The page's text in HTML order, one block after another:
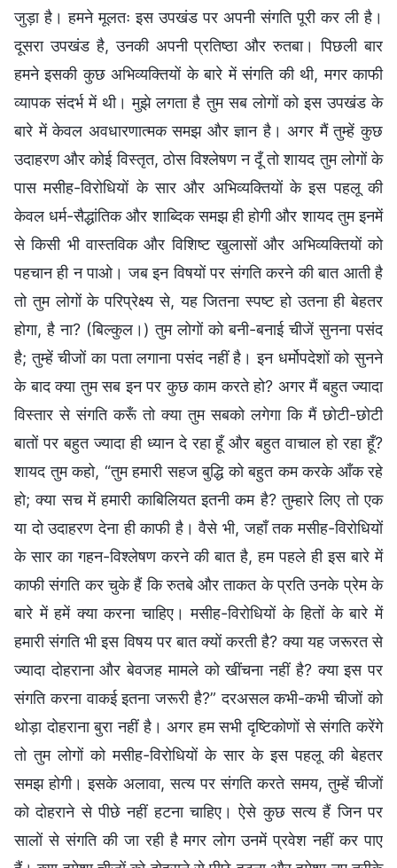
जुड़ा है। हमने मूलतः इस उपखंड पर अपनी संगति पूरी कर ली है।
दूसरा उपखंड है, उनकी अपनी प्रतिष्ठा और रुतबा। पिछली बार
हमने इसकी कुछ अभिव्यक्तियों के बारे में संगति की थी, मगर काफी
व्यापक संदर्भ में थी। मुझे लगता है तुम सब लोगों को इस उपखंड के
बारे में केवल अवधारणात्मक समझ और ज्ञान है। अगर मैं तुम्हें कुछ
उदाहरण और कोई विस्तृत, ठोस विश्लेषण न दूँ तो शायद तुम लोगों के
पास मसीह-विरोधियों के सार और अभिव्यक्तियों के इस पहलू की
केवल धर्म-सैद्धांतिक और शाब्दिक समझ ही होगी और शायद तुम इनमें
से किसी भी वास्तविक और विशिष्ट खुलासों और अभिव्यक्तियों को
पहचान ही न पाओ। जब इन विषयों पर संगति करने की बात आती है
तो तुम लोगों के परिप्रेक्ष्य से, यह जितना स्पष्ट हो उतना ही बेहतर
होगा, है ना? (बिल्कुल।) तुम लोगों को बनी-बनाई चीजें सुनना पसंद
है; तुम्हें चीजों का पता लगाना पसंद नहीं है। इन धर्मोपदेशों को सुनने
के बाद क्या तुम सब इन पर कुछ काम करते हो? अगर मैं बहुत ज्यादा
विस्तार से संगति करूँ तो क्या तुम सबको लगेगा कि मैं छोटी-छोटी
बातों पर बहुत ज्यादा ही ध्यान दे रहा हूँ और बहुत वाचाल हो रहा हूँ?
शायद तुम कहो, “तुम हमारी सहज बुद्धि को बहुत कम करके आँक रहे
हो; क्या सच में हमारी काबिलियत इतनी कम है? तुम्हारे लिए तो एक
या दो उदाहरण देना ही काफी है। वैसे भी, जहाँ तक मसीह-विरोधियों
के सार का गहन-विश्लेषण करने की बात है, हम पहले ही इस बारे में
काफी संगति कर चुके हैं कि रुतबे और ताकत के प्रति उनके प्रेम के
बारे में हमें क्या करना चाहिए। मसीह-विरोधियों के हितों के बारे में
हमारी संगति भी इस विषय पर बात क्यों करती है? क्या यह जरूरत से
ज्यादा दोहराना और बेवजह मामले को खींचना नहीं है? क्या इस पर
संगति करना वाकई इतना जरूरी है?” दरअसल कभी-कभी चीजों को
थोड़ा दोहराना बुरा नहीं है। अगर हम सभी दृष्टिकोणों से संगति करेंगे
तो तुम लोगों को मसीह-विरोधियों के सार के इस पहलू की बेहतर
समझ होगी। इसके अलावा, सत्य पर संगति करते समय, तुम्हें चीजों
को दोहराने से पीछे नहीं हटना चाहिए। ऐसे कुछ सत्य हैं जिन पर
सालों से संगति की जा रही है मगर लोग उनमें प्रवेश नहीं कर पाए